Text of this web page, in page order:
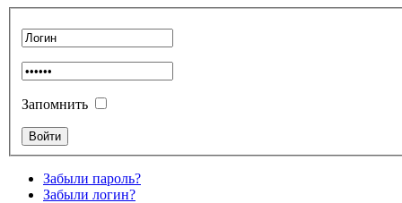
Запомнить
Забыли пароль?
Забыли логин?